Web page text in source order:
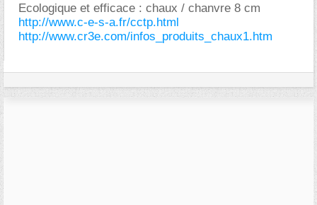
Ecologique et efficace : chaux / chanvre 8 cm
http://www.c-e-s-a.fr/cctp.html
http://www.cr3e.com/infos_produits_chaux1.htm